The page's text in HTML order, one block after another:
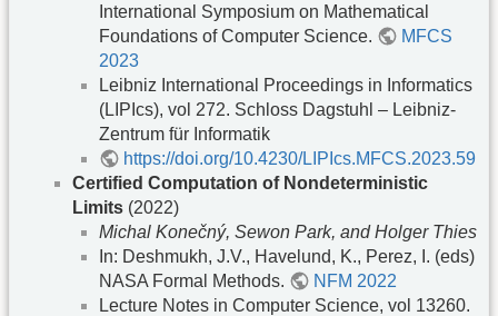
International Symposium on Mathematical
Foundations of Computer Science.
MFCS
2023
Leibniz International Proceedings in Informatics
(LIPIcs), vol 272. Schloss Dagstuhl – Leibniz-
Zentrum für Informatik
https://doi.org/10.4230/LIPIcs.MFCS.2023.59
Certified Computation of Nondeterministic
Limits (2022)
Michal Konečný, Sewon Park, and Holger Thies
In: Deshmukh, J.V., Havelund, K., Perez, I. (eds)
NASA Formal Methods.
NFM 2022
Lecture Notes in Computer Science, vol 13260.